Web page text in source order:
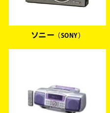
ソニー SONY